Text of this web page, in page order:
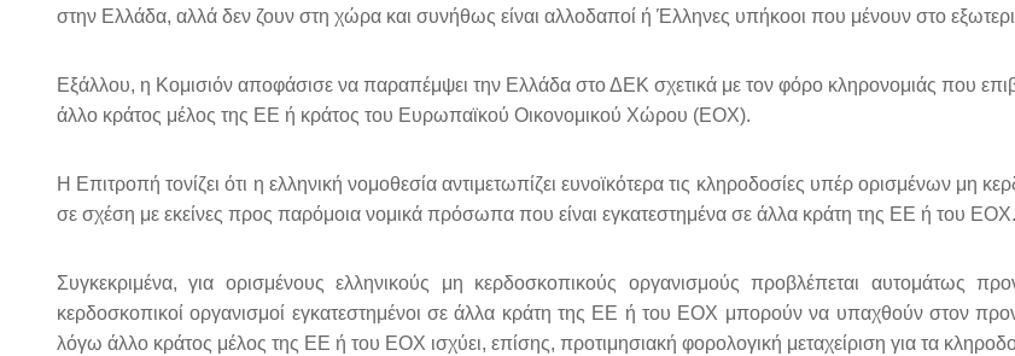
στην Ελλάδα, αλλά δεν ζουν στη χώρα και συνήθως είναι αλλοδαποί ή Έλληνες υπήκοοι που μένουν στο
Εξάλλου, η Κομισιόν αποφάσισε να παραπέμψει την Ελλάδα στο ΔΕΚ σχετικά με τον φόρο κληρονομιάς που
άλλο κράτος μέλος της ΕΕ ή κράτος του Ευρωπαϊκού Οικονομικού Χώρου (ΕΟΧ).
Η Επιτροπή τονίζει ότι η ελληνική νομοθεσία αντιμετωπίζει ευνοϊκότερα τις κληροδοσίες υπέρ ορισμένων
σε σχέση με εκείνες προς παρόμοια νομικά πρόσωπα που είναι εγκατεστημένα σε άλλα κράτη της ΕΕ ή του ΕΟΧ.
Συγκεκριμένα, για ορισμένους ελληνικούς μη κερδοσκοπικούς οργανισμούς προβλέπεται αυτομάτως
κερδοσκοπικοί οργανισμοί εγκατεστημένοι σε άλλα κράτη της ΕΕ ή του ΕΟΧ μπορούν να υπαχθούν στον
λόγω άλλο κράτος μέλος της ΕΕ ή του ΕΟΧ ισχύει, επίσης, προτιμησιακή φορολογική μεταχείριση για τα